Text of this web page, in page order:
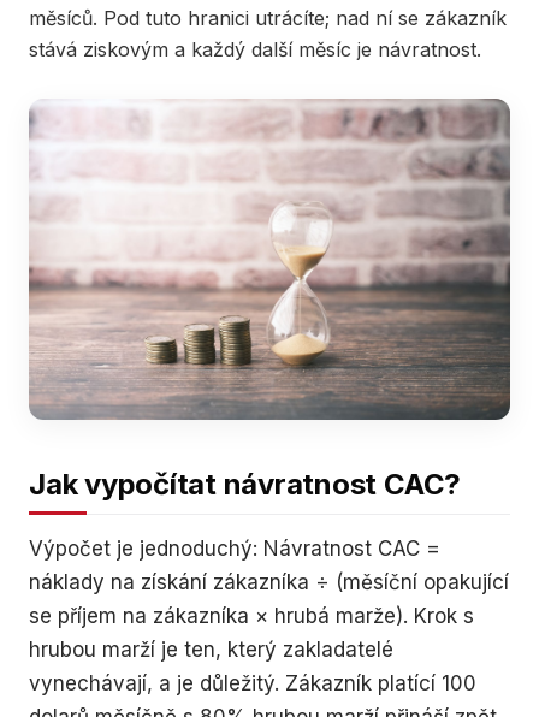
měsíců. Pod tuto hranici utrácíte; nad ní se zákazník
stává ziskovým a každý další měsíc je návratnost.
Jak vypočítat návratnost CAC?
Výpočet je jednoduchý: Návratnost CAC =
náklady na získání zákazníka ÷ (měsíční opakující
se příjem na zákazníka × hrubá marže). Krok s
hrubou marží je ten, který zakladatelé
vynechávají, a je důležitý. Zákazník platící 100